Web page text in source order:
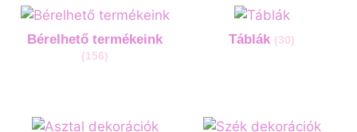
Bérelhető termékeink
(156)
Táblák (30)